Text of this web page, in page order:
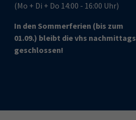
(Mo + Di + Do 14:00 - 16:00 Uhr)
In den Sommerferien (bis zum
01.09.) bleibt die vhs nachmittags
geschlossen!